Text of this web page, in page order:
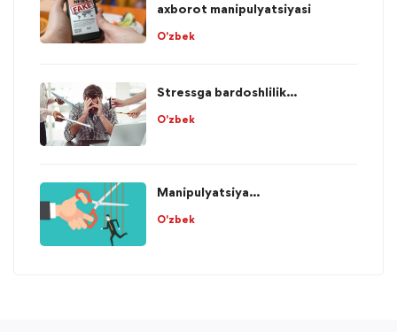
axborot manipulyatsiyasi
O'zbek
Stressga bardoshlilik...
O'zbek
Manipulyatsiya...
O'zbek